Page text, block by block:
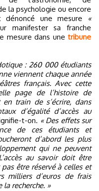
la psychologie ou encore
une mesure
«
manifester sa franche
mesure dans une tribune
: 260 000 étudiants
viennent chaque année
français. Avec cette
page de l’histoire de
en train de s’écrire, dans
d’égalité d’accès au
t-on. « Des effets sur
de ces étudiants et
d’abord les plus
qui ne peuvent
au savoir doit être
être réservé à celles et
milliers d’euros de frais
recherche. »